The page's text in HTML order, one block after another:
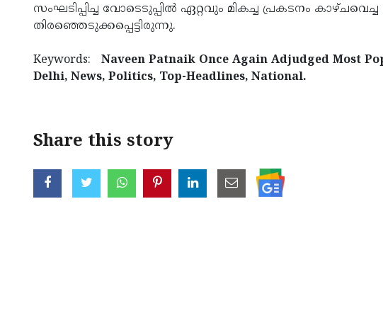
സംഘടിപ്പിച്ച വോടെടുപ്പില്‍ ഏറ്റവും മികച്ച പ്രകടനം
തിരഞ്ഞെടുക്കപ്പെട്ടിരുന്നു.
Keywords: Naveen Patnaik Once Again Adjudged Most
Delhi, News, Politics, Top-Headlines, National.
Share this story